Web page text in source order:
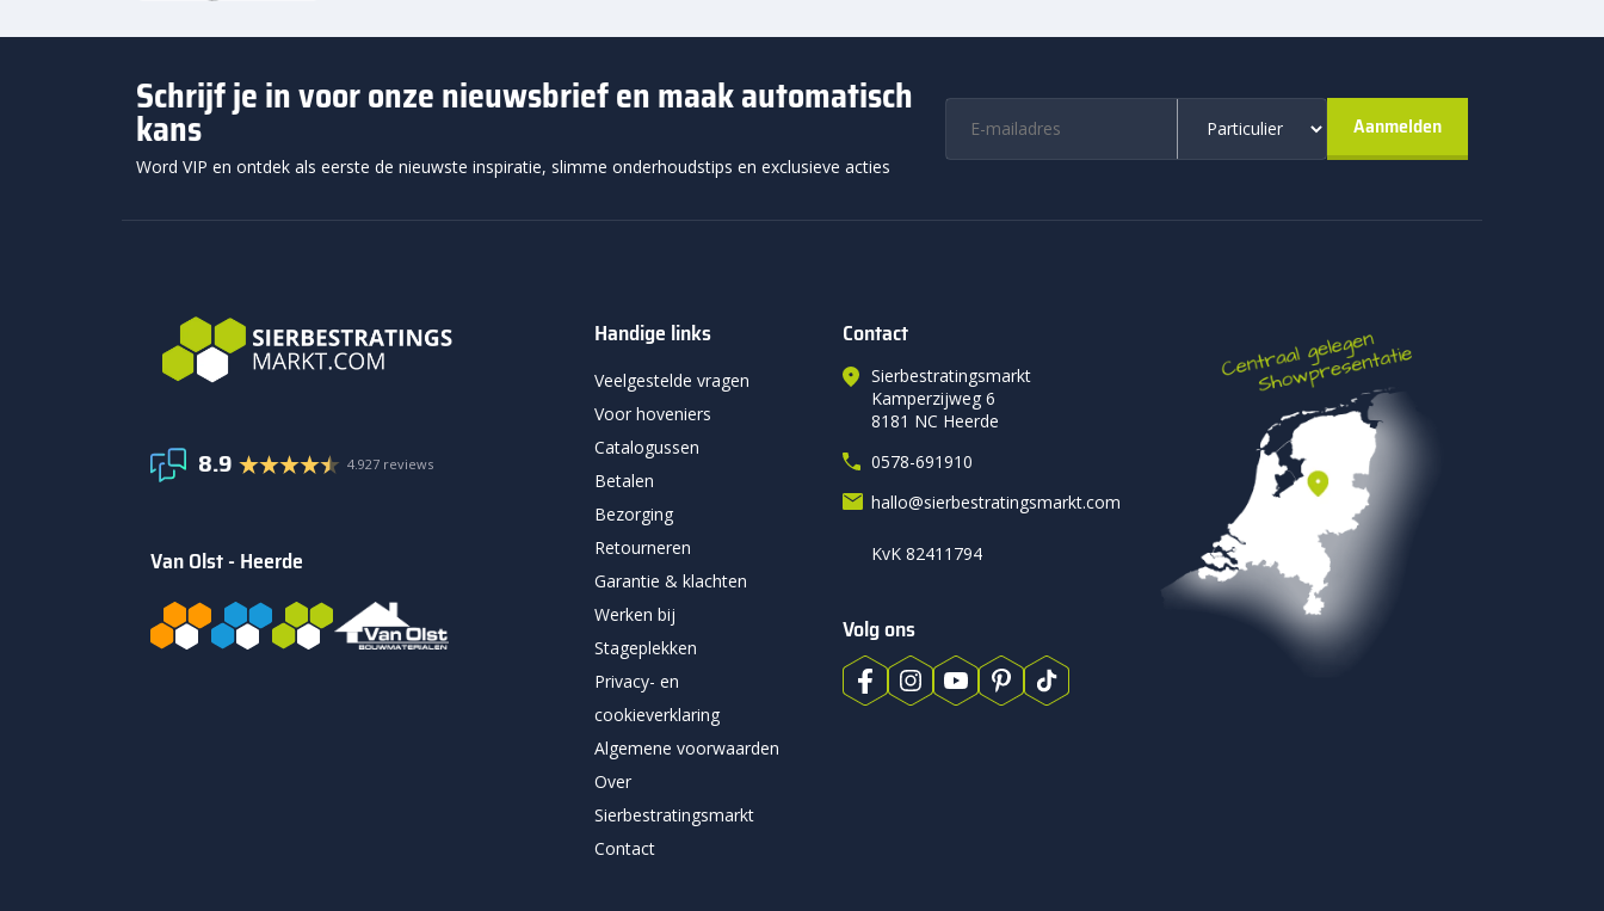
Schrijf je in voor onze nieuwsbrief en maak automatisch
kans
Word VIP en ontdek als eerste de nieuwste inspiratie, slimme onderhoudstips en exclusieve acties
8.9 4.927 reviews
Van Olst - Heerde
Handige links
Veelgestelde vragen
Voor hoveniers
Catalogussen
Betalen
Bezorging
Retourneren
Garantie & klachten
Werken bij
Stageplekken
Privacy- en
cookieverklaring
Algemene voorwaarden
Over
Sierbestratingsmarkt
Contact
Contact
Sierbestratingsmarkt
Kamperzijweg 6
8181 NC Heerde
0578-691910
hallo@sierbestratingsmarkt.com
KvK 82411794
Volg ons